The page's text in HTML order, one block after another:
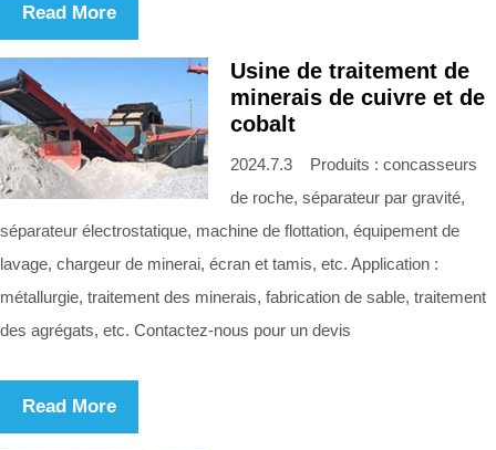
Read More
Usine de traitement de
minerais de cuivre et de
cobalt
2024.7.3 Produits : concasseurs
de roche, séparateur par gravité,
séparateur électrostatique, machine de flottation, équipement de
lavage, chargeur de minerai, écran et tamis, etc. Application :
métallurgie, traitement des minerais, fabrication de sable, traitement
des agrégats, etc. Contactez-nous pour un devis
Read More